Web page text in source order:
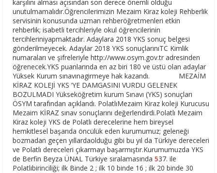
karşılını alması açısından son derece önemli olduğu
unutulmamalıdır.Öğrencilerimizin Mezaim Kiraz koleji Rehberlik
servisinin konusunda uzman rehberöğretmenleri etkin
rehberlik; isabetli tercihleriyle okul öğrencilerinin
tercihleriniyapmaktadır. Adaylara 2018 YKS sonuç belgesi
gönderilmeyecek. Adaylar 2018 YKS sonuçlarınıTC Kimlik
numaraları ve şifreleriyle http://www.osym.gov.tr adresinden
öğrenecek.YKS puanlarında en az biri 180 ve üstü olan adaylar
Yüksek Kurum sınavınagirmeye hak kazandı. MEZAİM
KİRAZ KOLEJİ YKS ‘YE DAMGASINI VURDU GELENEK
BOZULMADI Yükseköğretim kurum Sınavı (YKS) sonuçları
ÖSYM tarafından açıklandı. PolatlıMezaim Kiraz koleji Kurucusu
Mezaim KİRAZ sınav sonuçlarını değerlendirdi.Polatlı Mezaim
Kiraz koleji YKS de Polatlı derecelerine hem bireysel
hemkitlesel başarıda öncülük eden kurumumuz; geleneği
bozmadan geçen yıllardaolduğu gibi bu yıl da Türkiye dereceleri
ve Polatlı dereceleri çıkarmayı başarmıştır.Kurumumuzda YKS
de Berfin Beyza ÜNAL Türkiye sıralamasında 537. ile
Polatlıbirinciliği; ilk Binde 2 ; ilk 10 binde 16 ; ilk 20 binde 30